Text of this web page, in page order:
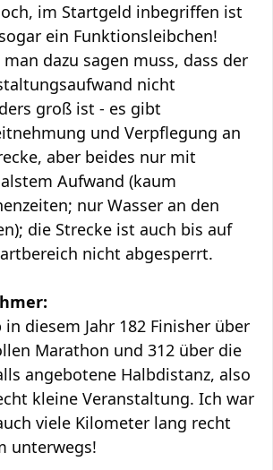
im Startgeld inbegriffen ist
ein Funktionsleibchen!
dazu sagen muss, dass der
nicht
groß ist - es gibt
und Verpflegung an
aber beides nur mit
Aufwand (kaum
nur Wasser an den
die Strecke ist auch bis auf
nicht abgesperrt.
in diesem Jahr 182 Finisher über
Marathon und 312 über die
angebotene Halbdistanz, also
kleine Veranstaltung. Ich war
viele Kilometer lang recht
unterwegs!